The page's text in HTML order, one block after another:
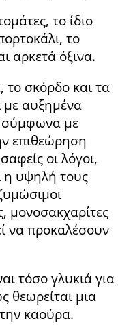
το ίδιο
το
αρκετά όξινα.
το σκόρδο και τα
με αυξημένα
σύμφωνα με
επιθεώρηση
οι λόγοι,
η υψηλή τους
μονοσακχαρίτες
να προκαλέσουν
τόσο γλυκιά για
θεωρείται μια
την καούρα.